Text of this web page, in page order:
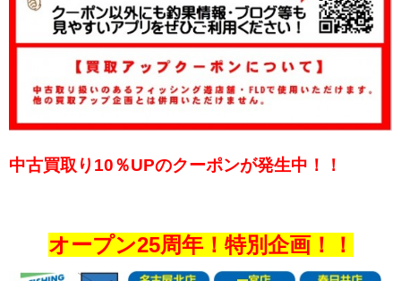
中古買取り10％UPのクーポンが発生中！！
オープン25周年！特別企画！！